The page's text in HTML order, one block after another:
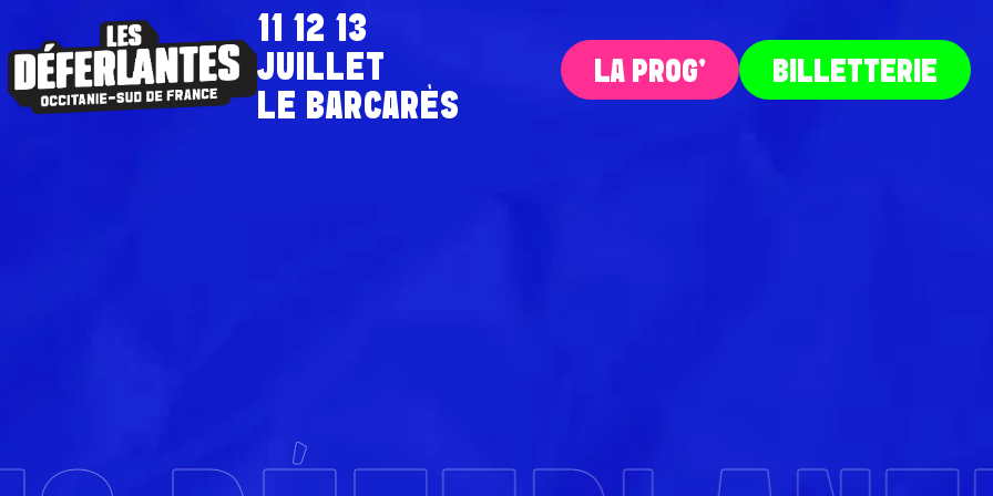
11 12 13
JUILLET
LE BARCARÈS
LA PROG‘ BILLETTERIE